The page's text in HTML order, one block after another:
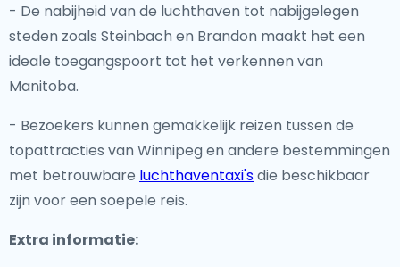
- De nabijheid van de luchthaven tot nabijgelegen
steden zoals Steinbach en Brandon maakt het een
ideale toegangspoort tot het verkennen van
Manitoba.
- Bezoekers kunnen gemakkelijk reizen tussen de
topattracties van Winnipeg en andere bestemmingen
met betrouwbare luchthaventaxi'sdie beschikbaar
zijn voor een soepele reis.
Extra informatie: